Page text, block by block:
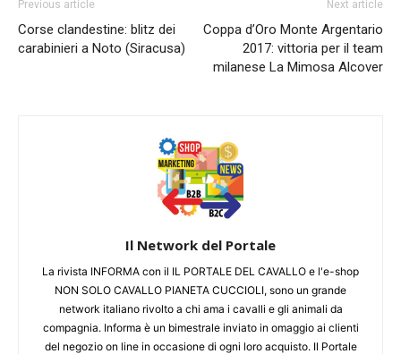
Previous article
Corse clandestine: blitz dei
carabinieri a Noto (Siracusa)
Next article
Coppa d’Oro Monte Argentario
2017: vittoria per il team
milanese La Mimosa Alcover
Il Network del Portale
La rivista INFORMA con il IL PORTALE DEL CAVALLO e l'e-shop
NON SOLO CAVALLO PIANETA CUCCIOLI, sono un grande
network italiano rivolto a chi ama i cavalli e gli animali da
compagnia. Informa è un bimestrale inviato in omaggio ai clienti
del negozio on line in occasione di ogni loro acquisto. Il Portale